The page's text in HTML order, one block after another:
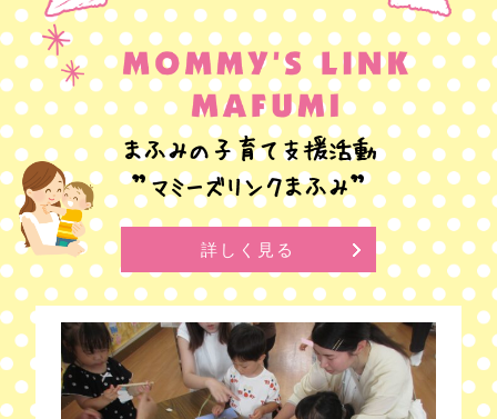
まふみの子育て支援活動
”マミーズリンクまふみ”
詳しく見る